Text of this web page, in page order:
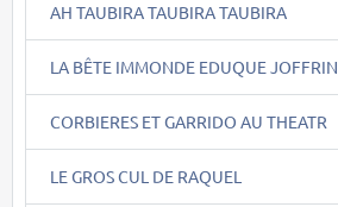
AH TAUBIRA TAUBIRA TAUBIRA
LA BÊTE IMMONDE EDUQUE JOFFRIN
CORBIERES ET GARRIDO AU THEATR
LE GROS CUL DE RAQUEL